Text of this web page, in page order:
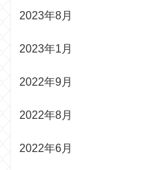
2023年8月
2023年1月
2022年9月
2022年8月
2022年6月